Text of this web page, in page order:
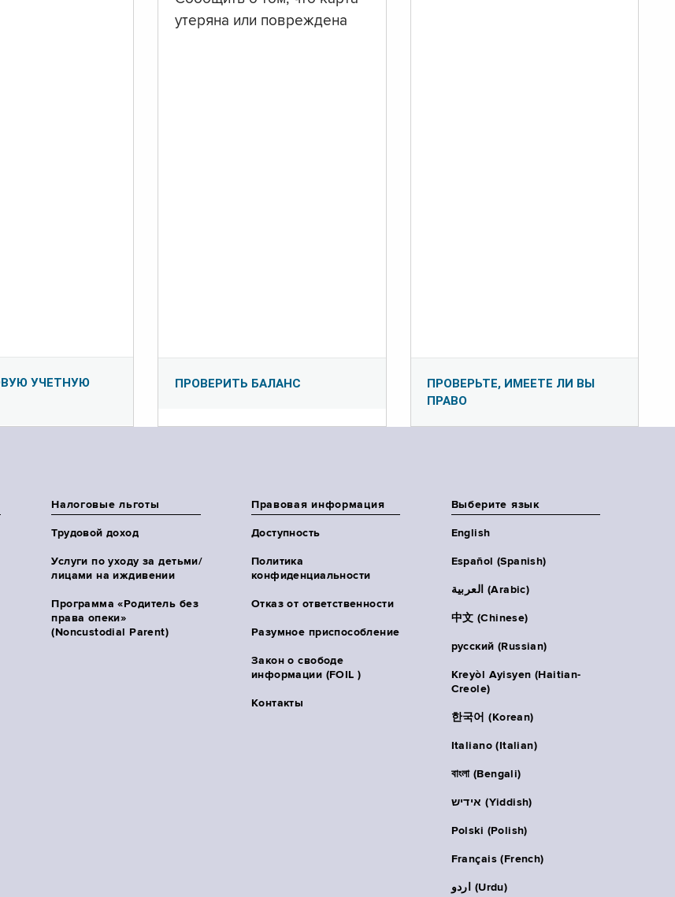
УЧЕТНУЮ
утеряна или повреждена
ПРОВЕРИТЬ БАЛАНС
ПРОВЕРЬТЕ, ИМЕЕТЕ ЛИ ВЫ
ПРАВО
Налоговые льготы
Трудовой доход
Услуги по уходу за детьми/
лицами на иждивении
Программа «Родитель без
права опеки»
(Noncustodial Parent)
Правовая информация
Доступность
Политика
конфиденциальности
Отказ от ответственности
Разумное приспособление
Закон о свободе
информации (FOIL )
Контакты
Выберите язык
English
Español (Spanish)
العربية (Arabic)
中文 (Chinese)
русский (Russian)
Kreyòl Ayisyen (Haitian-
Creole)
한국어 (Korean)
Italiano (Italian)
বাংলা (Bengali)
אידיש (Yiddish)
Polski (Polish)
Français (French)
اردو (Urdu)